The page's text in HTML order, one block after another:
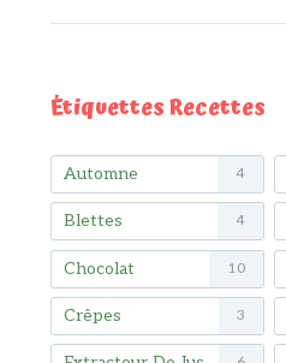
Étiquettes Recettes
Automne 4
Blettes 4
Chocolat 10
Crêpes 3